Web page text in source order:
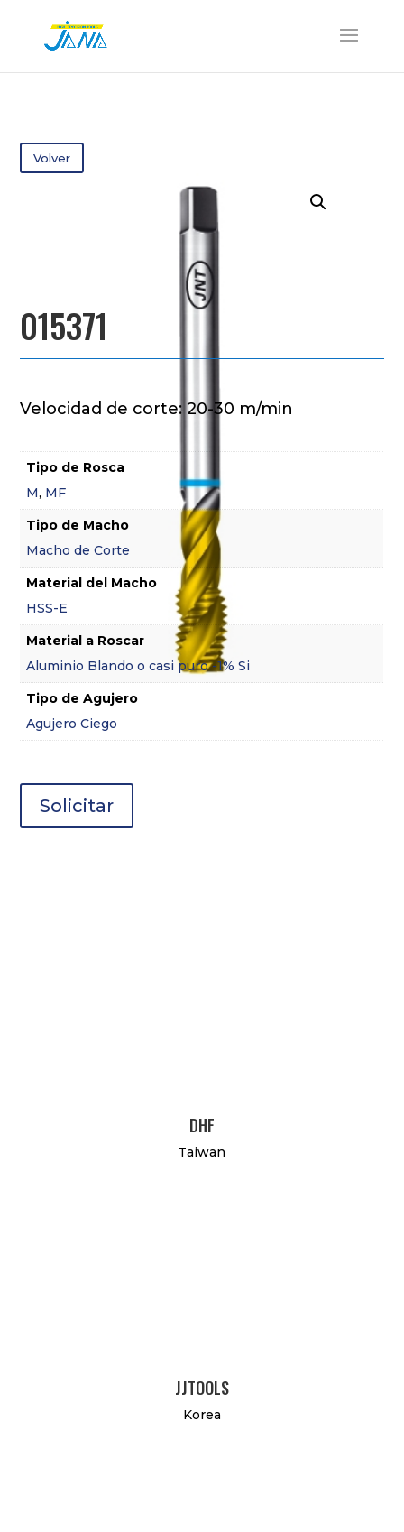
Volver
015371
Velocidad de corte: 20-30 m/min
Tipo de Rosca
M, MF
Tipo de Macho
Macho de Corte
Material del Macho
HSS-E
Material a Roscar
Aluminio Blando o casi puro -1% Si
Tipo de Agujero
Agujero Ciego
Solicitar
DHF
Taiwan
JJTOOLS
Korea